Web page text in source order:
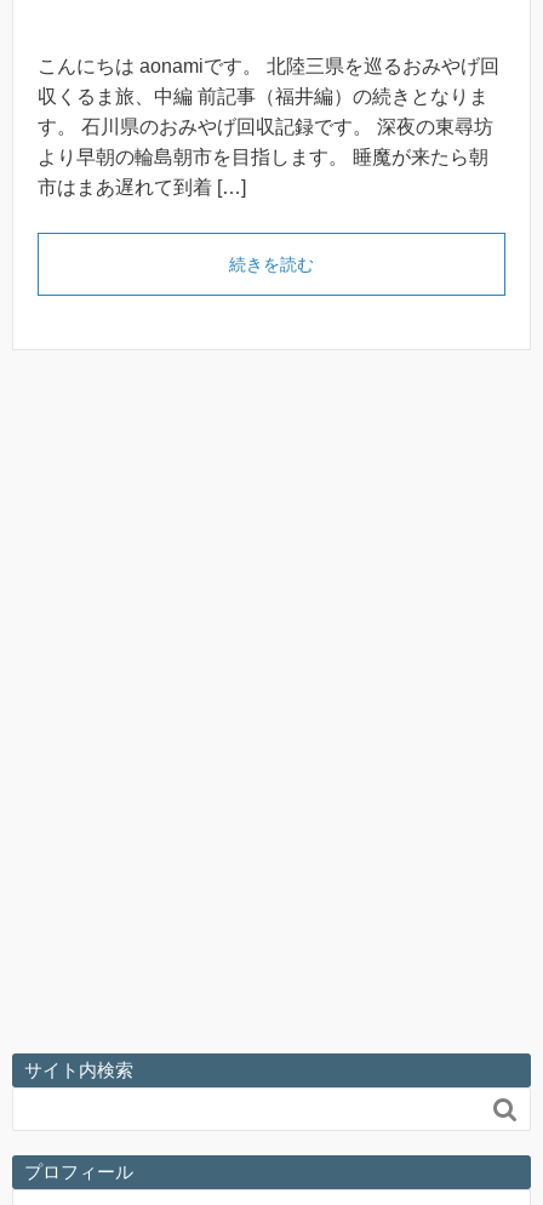
こんにちは aonamiです。 北陸三県を巡るおみやげ回
収くるま旅、中編 前記事（福井編）の続きとなりま
す。 石川県のおみやげ回収記録です。 深夜の東尋坊
より早朝の輪島朝市を目指します。 睡魔が来たら朝
市はまあ遅れて到着 […]
続きを読む
サイト内検索

プロフィール